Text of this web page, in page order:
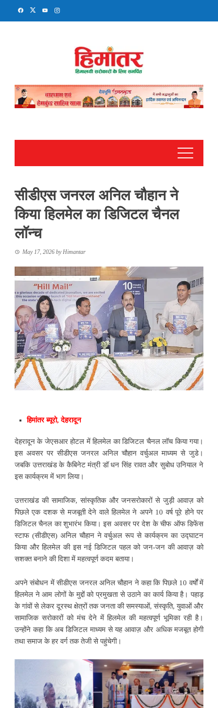
सीडीएस जनरल अनिल चौहान ने
किया हिलमेल का डिजिटल चैनल
लॉन्च
May 17, 2026 byHimantar
हिमांतर ब्यूरो, देहरादून
देहरादून के जेएसआर होटल में हिलमेल का डिजिटल चैनल लॉच किया गया।
इस अवसर पर सीडीएस जनरल ​अनिल चौहान वर्चुअल माध्यम से जुडे।
जबकि उत्तराखंड के कैबिनेट मंत्री डॉ धन सिंह रावत और सुबोध उनियाल ने
इस कार्यक्रम में भाग लिया।
उत्तराखंड की सामाजिक, सांस्कृतिक और जनसरोकारों से जुड़ी आवाज़ को
पिछले एक दशक से मजबूती देने वाले हिलमेल ने अपने 10 वर्ष पूरे होने पर
डिजिटल चैनल का शुभारंभ किया। इस अवसर पर देश के चीफ ऑफ डिफेंस
स्टाफ (सीडीएस) अनिल चौहान ने वर्चुअल रूप से कार्यक्रम का उद्घाटन
किया और हिलमेल की इस नई डिजिटल पहल को जन-जन की आवाज़ को
सशक्त बनाने की दिशा में महत्वपूर्ण कदम बताया।
अपने संबोधन में सीडीएस जनरल अनिल चौहान ने कहा कि पिछले 10 वर्षों में
हिलमेल ने आम लोगों के मुद्दों को प्रमुखता से उठाने का कार्य किया है। पहाड़
के गांवों से लेकर दूरस्थ क्षेत्रों तक जनता की समस्याओं, संस्कृति, युवाओं और
सामाजिक सरोकारों को मंच देने में हिलमेल की महत्वपूर्ण भूमिका रही है।
उन्होंने कहा कि अब डिजिटल माध्यम से यह आवाज़ और अधिक मजबूत होगी
तथा समाज के हर वर्ग तक तेजी से पहुंचेगी।